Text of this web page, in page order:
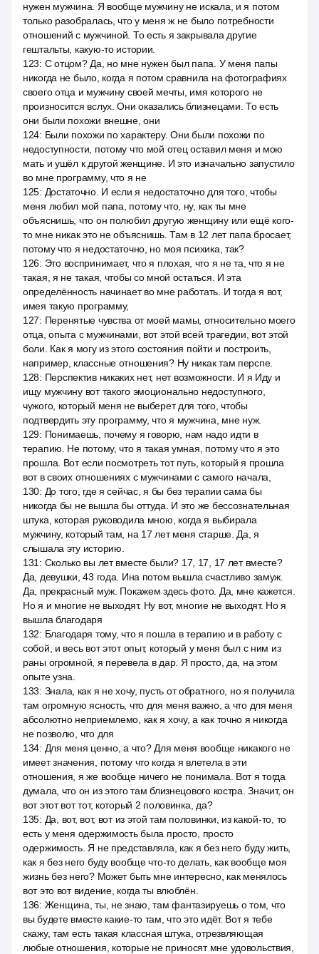
нужен мужчина. Я вообще мужчину не искала, и я потом
только разобралась, что у меня ж не было потребности
отношений с мужчиной. То есть я закрывала другие
гештальты, какую-то истории.
123: С отцом? Да, но мне нужен был папа. У меня папы
никогда не было, когда я потом сравнила на фотографиях
своего отца и мужчину своей мечты, имя которого не
произносится вслух. Они оказались близнецами. То есть
они были похожи внешне, они
124: Были похожи по характеру. Они были похожи по
недоступности, потому что мой отец оставил меня и мою
мать и ушёл к другой женщине. И это изначально запустило
во мне программу, что я не
125: Достаточно. И если я недостаточно для того, чтобы
меня любил мой папа, потому что, ну, как ты мне
объяснишь, что он полюбил другую женщину или ещё кого-
то мне никак это не объяснишь. Там в 12 лет папа бросает,
потому что я недостаточно, но моя психика, так?
126: Это воспринимает, что я плохая, что я не та, что я не
такая, я не такая, чтобы со мной остаться. И эта
определённость начинает во мне работать. И тогда я вот,
имея такую программу,
127: Перенятые чувства от моей мамы, относительно моего
отца, опыта с мужчинами, вот этой всей трагедии, вот этой
боли. Как я могу из этого состояния пойти и построить,
например, классные отношения? Ну никак там перспе.
128: Перспектив никаких нет, нет возможности. И я Иду и
ищу мужчину вот такого эмоционально недоступного,
чужого, который меня не выберет для того, чтобы
подтвердить эту программу, что я мужчина, мне нуж.
129: Понимаешь, почему я говорю, нам надо идти в
терапию. Не потому, что я такая умная, потому что я это
прошла. Вот если посмотреть тот путь, который я прошла
вот в своих отношениях с мужчинами с самого начала,
130: До того, где я сейчас, я бы без терапии сама бы
никогда бы не вышла бы оттуда. И это же бессознательная
штука, которая руководила мною, когда я выбирала
мужчину, который там, на 17 лет меня старше. Да, я
слышала эту историю.
131 : Сколько вы лет вместе были? 17, 17, 17 лет вместе?
Да, девушки, 43 года. Ина потом вышла счастливо замуж.
Да, прекрасный муж. Покажем здесь фото. Да, мне кажется.
Но я и многие не выходят. Ну вот, многие не выходят. Но я
вышла благодаря
132: Благодаря тому, что я пошла в терапию и в работу с
собой, и весь вот этот опыт, который у меня был с ним из
раны огромной, я перевела в дар. Я просто, да, на этом
опыте узна.
133: Знала, как я не хочу, пусть от обратного, но я получила
там огромную ясность, что для меня важно, а что для меня
абсолютно неприемлемо, как я хочу, а как точно я никогда
не позволю, что для
134: Для меня ценно, а что? Для меня вообще никакого не
имеет значения, потому что когда я влетела в эти
отношения, я же вообще ничего не понимала. Вот я тогда
думала, что он из этого там близнецового костра. Значит, он
вот этот вот тот, который 2 половинка, да?
135: Да, вот, вот, вот из этой там половинки, из какой-то, то
есть у меня одержимость была просто, просто
одержимость. Я не представляла, как я без него буду жить,
как я без него буду вообще что-то делать, как вообще моя
жизнь без него? Может быть мне интересно, как менялось
вот это вот видение, когда ты влюблён.
136: Женщина, ты, не знаю, там фантазируешь о том, что
вы будете вместе какие-то там, что это идёт. Вот я тебе
скажу, там есть такая классная штука, отрезвляющая
любые отношения, которые не приносят мне удовольствия,